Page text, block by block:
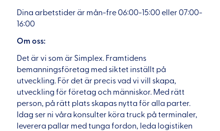
Dina arbetstider är mån-fre 06:00-15:00 eller 07:00-
16:00
Om oss:
Det är vi som är Simplex. Framtidens
bemanningsföretag med siktet inställt på
utveckling. För det är precis vad vi vill skapa,
utveckling för företag och människor. Med rätt
person, på rätt plats skapas nytta för alla parter.
Idag ser ni våra konsulter köra truck på terminaler,
leverera pallar med tunga fordon, leda logistiken